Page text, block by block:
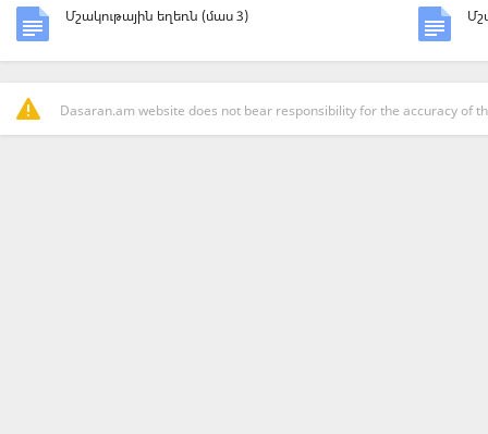
Մշակութային եղեռն (մաս 3)
Dasaran.am website does not bear responsibility for the accuracy of